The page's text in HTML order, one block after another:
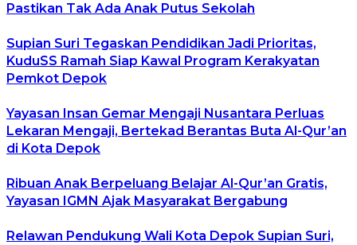
Pastikan Tak Ada Anak Putus Sekolah
Supian Suri Tegaskan Pendidikan Jadi Prioritas,
KuduSS Ramah Siap Kawal Program Kerakyatan
Pemkot Depok
Yayasan Insan Gemar Mengaji Nusantara Perluas
Lekaran Mengaji, Bertekad Berantas Buta Al-Qur’an
di Kota Depok
Ribuan Anak Berpeluang Belajar Al-Qur’an Gratis,
Yayasan IGMN Ajak Masyarakat Bergabung
Relawan Pendukung Wali Kota Depok Supian Suri,